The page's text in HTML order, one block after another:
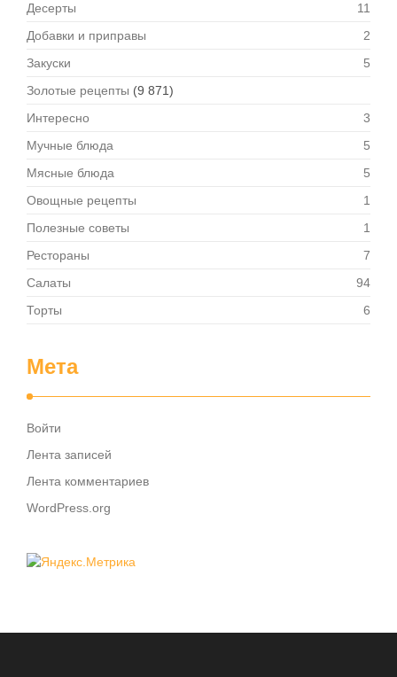
Десерты
11
Добавки и приправы
2
Закуски
5
Золотые рецепты (9 871)
Интересно
3
Мучные блюда
5
Мясные блюда
5
Овощные рецепты
1
Полезные советы
1
Рестораны
7
Салаты
94
Торты
6
Мета
Войти
Лента записей
Лента комментариев
WordPress.org